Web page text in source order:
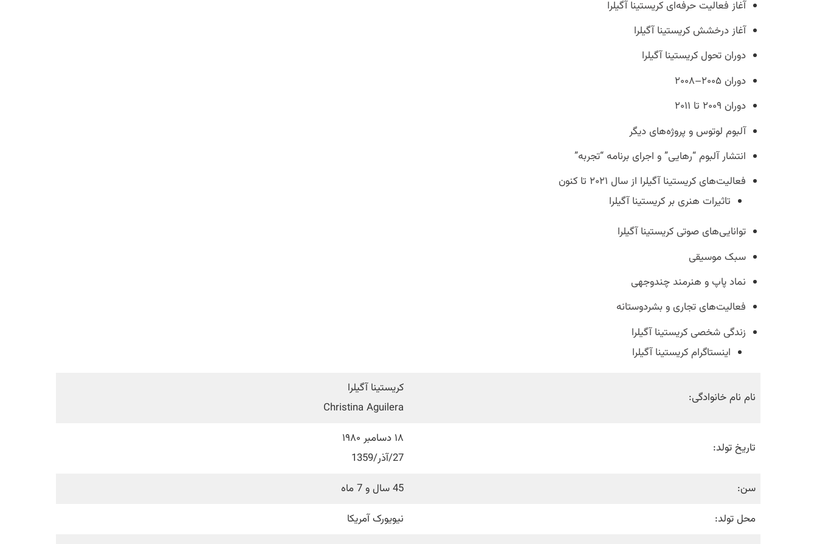
آغاز فعالیت حرفه‌ای کریستینا آگیلرا
آغاز درخشش کریستینا آگیلرا
دوران تحول کریستینا آگیلرا
دوران ۲۰۰۵–۲۰۰۸
دوران ۲۰۰۹ تا ۲۰۱۱
آلبوم لوتوس و پروژه‌های دیگر
انتشار آلبوم “رهایی” و اجرای برنامه “تجربه”
فعالیت‌های کریستینا آگیلرا از سال ۲۰۲۱ تا کنون
تاثیرات هنری بر کریستینا آگیلرا
توانایی‌های صوتی کریستینا آگیلرا
سبک موسیقی
نماد پاپ و هنرمند چندوجهی
فعالیت‌های تجاری و بشردوستانه
زندگی شخصی کریستینا آگیلرا
اینستاگرام کریستینا آگیلرا
نام نام خانوادگی:
کریستینا آگیلرا
Christina Aguilera
تاریخ تولد:
۱۸ دسامبر ۱۹۸۰
27/آذر/1359
سن:
45 سال و 7 ماه
محل تولد:
نیویورک آمریکا